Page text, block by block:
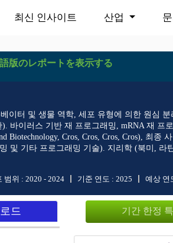
최신 인사이트 산업
版のレポートを表示する
터 및 생물 역학, 세포 유형에 의한 원심
바이러스 기반 재 프로그래밍, mRNA 재 프
Cros, Cros, Cros, Cros), 최종
및 기타 프로그래밍 기술). 지리학 (북미, 라
범위 : 2020 - 2024 기준 연도 : 2025 예상 연
드 기간 한정